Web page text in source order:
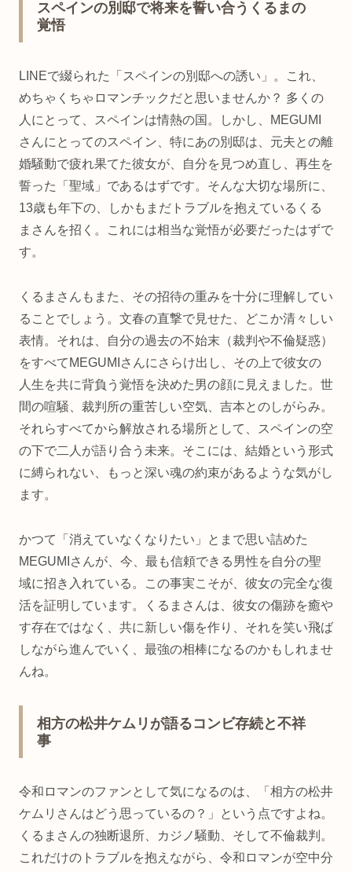
スペインの別邸で将来を誓い合うくるまの
覚悟
LINEで綴られた「スペインの別邸への誘い」。これ、
めちゃくちゃロマンチックだと思いませんか？ 多くの
人にとって、スペインは情熱の国。しかし、MEGUMI
さんにとってのスペイン、特にあの別邸は、元夫との離
婚騒動で疲れ果てた彼女が、自分を見つめ直し、再生を
誓った「聖域」であるはずです。そんな大切な場所に、
13歳も年下の、しかもまだトラブルを抱えているくる
まさんを招く。これには相当な覚悟が必要だったはずで
す。
くるまさんもまた、その招待の重みを十分に理解してい
ることでしょう。文春の直撃で見せた、どこか清々しい
表情。それは、自分の過去の不始末（裁判や不倫疑惑）
をすべてMEGUMIさんにさらけ出し、その上で彼女の
人生を共に背負う覚悟を決めた男の顔に見えました。世
間の喧騒、裁判所の重苦しい空気、吉本とのしがらみ。
それらすべてから解放される場所として、スペインの空
の下で二人が語り合う未来。そこには、結婚という形式
に縛られない、もっと深い魂の約束があるような気がし
ます。
かつて「消えていなくなりたい」とまで思い詰めた
MEGUMIさんが、今、最も信頼できる男性を自分の聖
域に招き入れている。この事実こそが、彼女の完全な復
活を証明しています。くるまさんは、彼女の傷跡を癒や
す存在ではなく、共に新しい傷を作り、それを笑い飛ば
しながら進んでいく、最強の相棒になるのかもしれませ
んね。
相方の松井ケムリが語るコンビ存続と不祥
事
令和ロマンのファンとして気になるのは、「相方の松井
ケムリさんはどう思っているの？」という点ですよね。
くるまさんの独断退所、カジノ騒動、そして不倫裁判。
これだけのトラブルを抱えながら、令和ロマンが空中分